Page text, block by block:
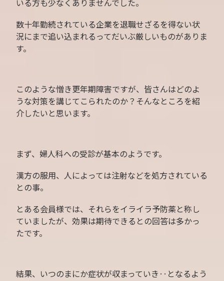
いる方も少なくありませんでした。
数十年勤続されている企業を退職せざるを得ない状
況にまで追い込まれるってだいぶ厳しいものがありま
す。
このような憎き更年期障害ですが、皆さんはどのよ
うな対策を講じてこられたのか？そんなところを紹
介したいと思います。
まず、婦人科への受診が基本のようです。
漢方の服用、人によっては注射などを処方されている
との事。
とある会員様では、それらをイライラ予防薬と称し
ていましたが、効果は期待できるとの回答は多かっ
たです。
結果、いつのまにか症状が収まっていき‥となるよう